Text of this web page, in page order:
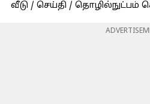
வீடு / செய்தி / தொழில்நுட்பம்